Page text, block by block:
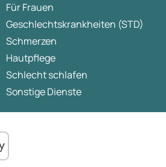
Für Frauen
Geschlechtskrankheiten (STD)
Schmerzen
Hautpflege
Schlecht schlafen
Sonstige Dienste